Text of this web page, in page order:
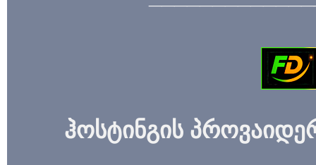
ჰოსტინგის